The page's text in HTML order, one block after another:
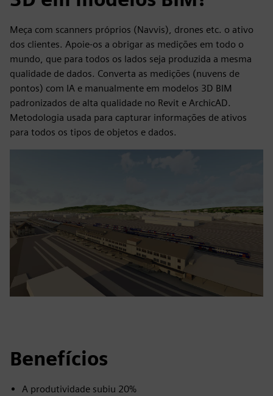
Meça com scanners próprios (Navvis), drones etc. o ativo
dos clientes. Apoie-os a obrigar as medições em todo o
mundo, que para todos os lados seja produzida a mesma
qualidade de dados. Converta as medições (nuvens de
pontos) com IA e manualmente em modelos 3D BIM
padronizados de alta qualidade no Revit e ArchicAD.
Metodologia usada para capturar informações de ativos
para todos os tipos de objetos e dados.
Benefícios
A produtividade subiu 20%